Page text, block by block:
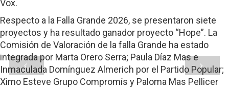
Vox.
Respecto a la Falla Grande 2026, se presentaron siete
proyectos y ha resultado ganador proyecto “Hope”. La
Comisión de Valoración de la falla Grande ha estado
integrada por Marta Orero Serra; Paula Díaz Mas e
Inmaculada Domínguez Almerich por el Partido Popular;
Ximo Esteve Grupo Compromís y Paloma Mas Pellicer